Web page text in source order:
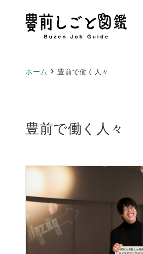
ホーム
豊前で働く人々
豊前で働く人々